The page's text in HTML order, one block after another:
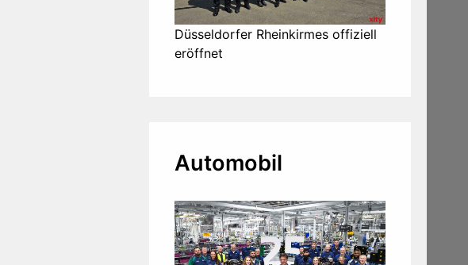
Düsseldorfer Rheinkirmes offiziell
eröffnet
Automobil